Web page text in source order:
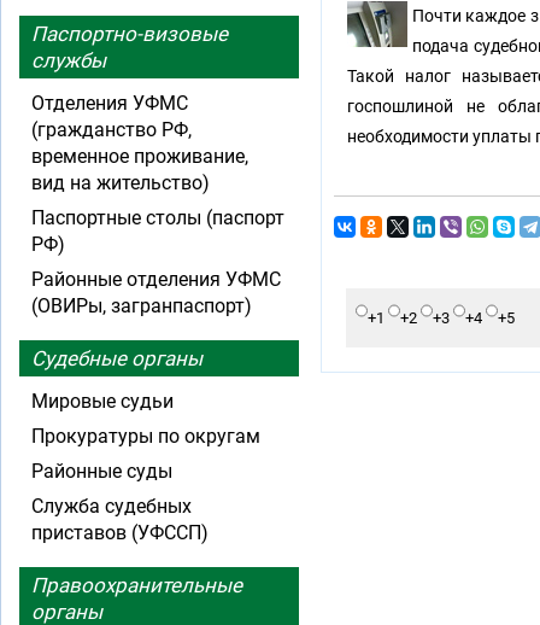
Почти каждое
подача
Такой налог
госпошлиной не
необходимости
+1 +2 +3 +4 +5
Паспортно-визовые
службы
Отделения УФМС
(гражданство РФ,
временное проживание,
вид на жительство)
Паспортные столы (паспорт
РФ)
Районные отделения УФМС
(ОВИРы, загранпаспорт)
Судебные органы
Мировые судьи
Прокуратуры по округам
Районные суды
Служба судебных
приставов (УФССП)
Правоохранительные
органы